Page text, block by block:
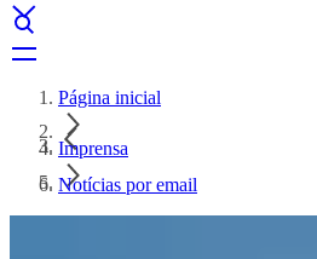
Página inicial
Imprensa
Notícias por email